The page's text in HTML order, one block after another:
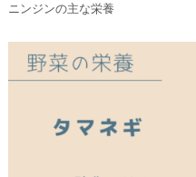
ニンジンの主な栄養